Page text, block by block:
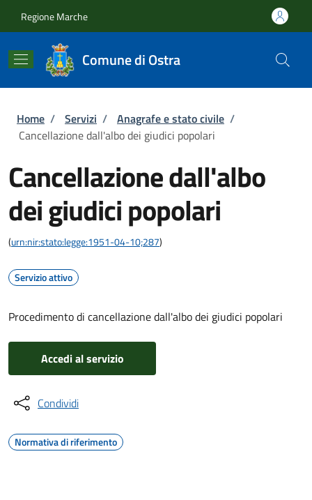
Regione Marche
Comune di Ostra
Briciole di pane
Home / Servizi / Anagrafe e stato civile /
Cancellazione dall'albo dei giudici popolari
Cancellazione dall'albo
dei giudici popolari
(urn:nir:stato:legge:1951-04-10;287)
Servizio attivo
Procedimento di cancellazione dall'albo dei giudici popolari
Accedi al servizio
Condividi
Normativa di riferimento